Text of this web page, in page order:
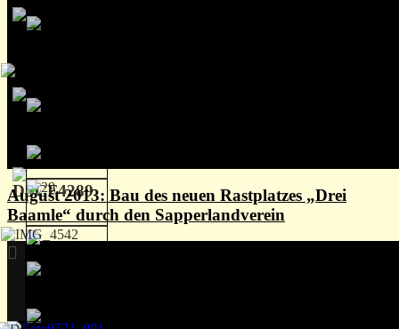
August 2013: Bau des neuen Rastplatzes „Drei
Baamle“ durch den Sapperlandverein